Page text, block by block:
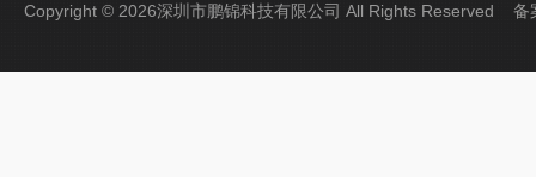
Copyright © 2026深圳市鹏锦科技有限公司 All Rights Reserved 备